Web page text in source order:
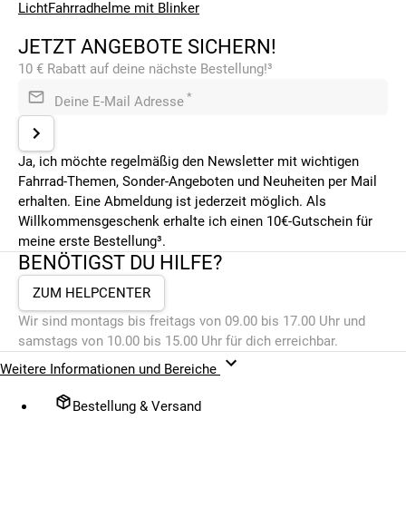
LichtFahrradhelme mit Blinker
JETZT ANGEBOTE SICHERN!
10 € Rabatt auf deine nächste Bestellung!³
Deine E-Mail Adresse *
Ja, ich möchte regelmäßig den Newsletter mit wichtigen
Fahrrad-Themen, Sonder-Angeboten und Neuheiten per Mail
erhalten. Eine Abmeldung ist jederzeit möglich. Als
Willkommensgeschenk erhalte ich einen 10€-Gutschein für
meine erste Bestellung³.
BENÖTIGST DU HILFE?
ZUM HELPCENTER
Wir sind montags bis freitags von 09.00 bis 17.00 Uhr und
samstags von 10.00 bis 15.00 Uhr für dich erreichbar.
Weitere Informationen und Bereiche
Bestellung & Versand